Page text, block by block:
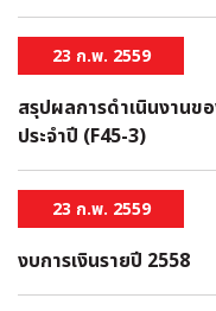
23 ก.พ. 2559
สรุปผลการดำเนินงานข
ประจำปี (F45-3)
23 ก.พ. 2559
งบการเงินรายปี 2558